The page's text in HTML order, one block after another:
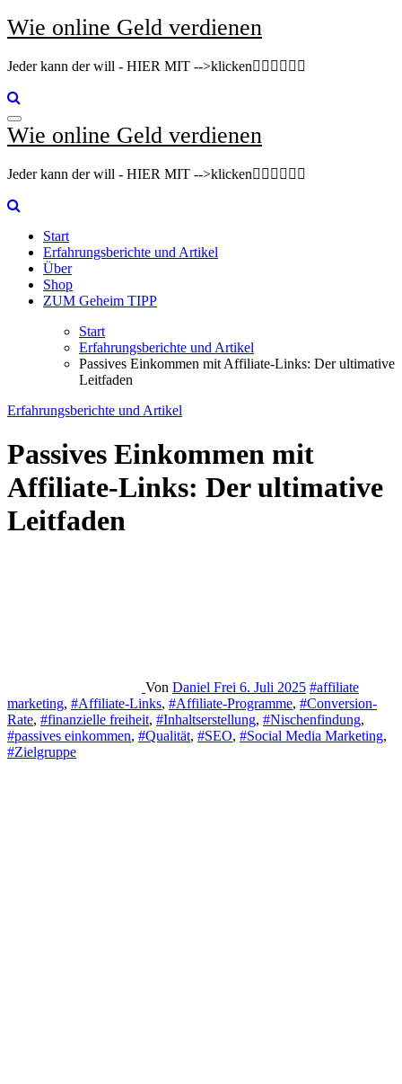
Zum
Inhalt
Wie online Geld verdienen
Jeder kann der will - HIER MIT -->klicken👇🏽👇🏽👇🏽
Wie online Geld verdienen
Jeder kann der will - HIER MIT -->klicken👇🏽👇🏽👇🏽
Start
Erfahrungsberichte und Artikel
Über
Shop
ZUM Geheim TIPP
Start
Erfahrungsberichte und Artikel
Passives Einkommen mit Affiliate-Links: Der ultimative
Leitfaden
Erfahrungsberichte und Artikel
Passives Einkommen mit
Affiliate-Links: Der ultimative
Leitfaden
Von Daniel Frei 6. Juli 2025 #affiliate
marketing, #Affiliate-Links, #Affiliate-Programme, #Conversion-
Rate, #finanzielle freiheit, #Inhaltserstellung, #Nischenfindung,
#passives einkommen, #Qualität, #SEO, #Social Media Marketing,
#Zielgruppe